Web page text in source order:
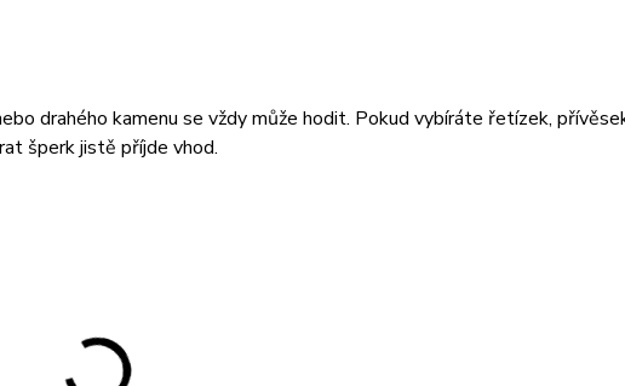
drahého kamenu se vždy může hodit. Pokud vybíráte řetízek,
šperk jistě příjde vhod.